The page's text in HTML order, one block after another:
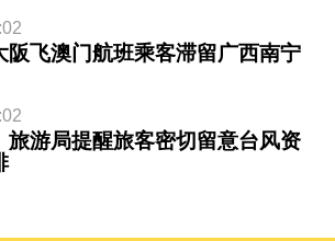
阪飞澳门航班乘客滞留广西南宁
旅游局提醒旅客密切留意台风资